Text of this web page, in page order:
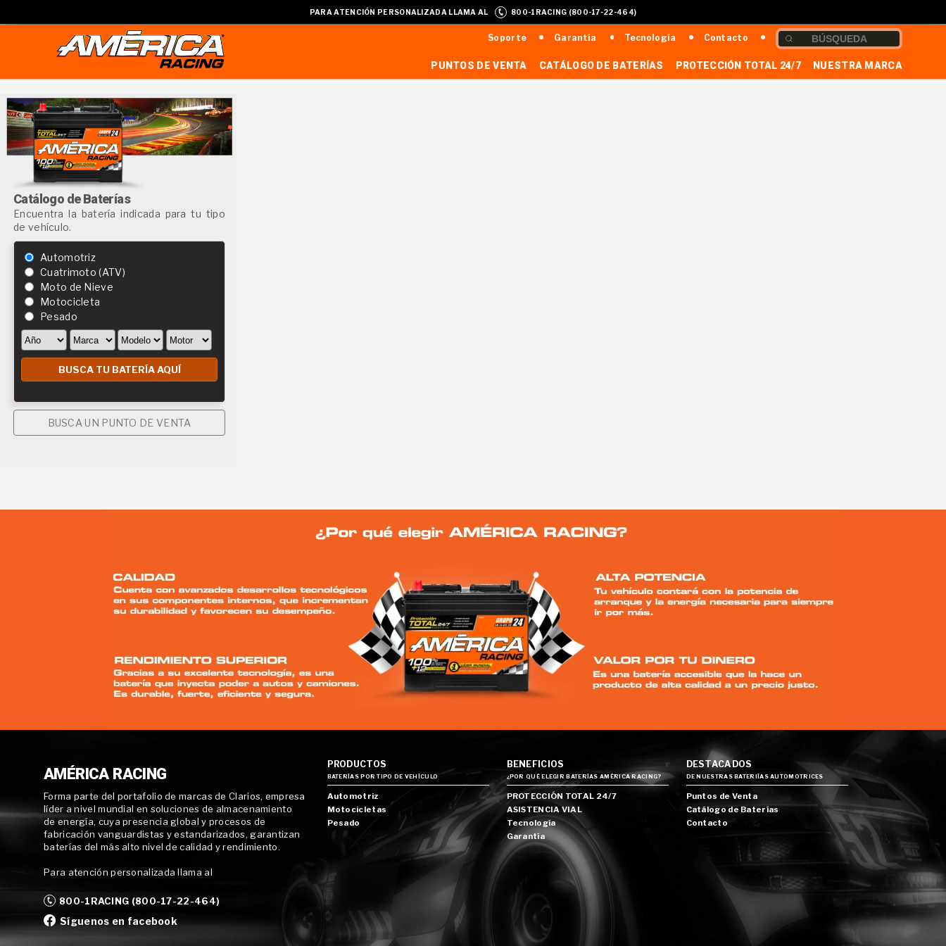
PARA ATENCIÓN PERSONALIZADA LLAMA AL 800-1RACING (800-17-22-464)
Contacto
Tecnología
Garantía
Soporte
NUESTRA MARCA
PROTECCIÓN TOTAL 24/7
CATÁLOGO DE BATERÍAS
PUNTOS DE VENTA
Catálogo de Baterías
Encuentra la batería indicada para tu tipo
de vehículo.
Automotriz
Cuatrimoto (ATV)
Moto de Nieve
Motocicleta
Pesado
BUSCA UN PUNTO DE VENTA
AMÉRICA RACING
Forma parte del portafolio de marcas de Clarios, empresa
líder a nivel mundial en soluciones de almacenamiento
de energía, cuya presencia global y procesos de
fabricación vanguardistas y estandarizados, garantizan
baterías del más alto nivel de calidad y rendimiento.
Para atención personalizada llama al
800-1RACING (800-17-22-464)
Síguenos en facebook
PRODUCTOS
BATERÍAS POR TIPO DE VEHÍCULO
Automotriz
Motocicletas
Pesado
BENEFICIOS
¿POR QUÉ ELEGIR BATERÍAS AMÉRICA RACING?
PROTECCIÓN TOTAL 24/7
ASISTENCIA VIAL
Tecnología
Garantía
DESTACADOS
DE NUESTRAS BATERIÍAS AUTOMOTRICES
Puntos de Venta
Catálogo de Baterías
Contacto